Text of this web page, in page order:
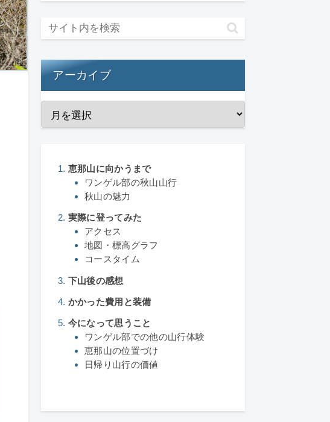
アーカイブ
恵那山に向かうまで
ワンゲル部の秋山山行
秋山の魅力
実際に登ってみた
アクセス
地図・標高グラフ
コースタイム
下山後の感想
かかった費用と装備
今になって思うこと
ワンゲル部での他の山行体験
恵那山の位置づけ
日帰り山行の価値